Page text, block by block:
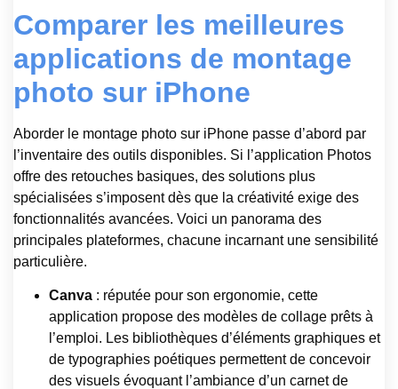
Comparer les meilleures
applications de montage
photo sur iPhone
Aborder le montage photo sur iPhone passe d’abord par
l’inventaire des outils disponibles. Si l’application Photos
offre des retouches basiques, des solutions plus
spécialisées s’imposent dès que la créativité exige des
fonctionnalités avancées. Voici un panorama des
principales plateformes, chacune incarnant une sensibilité
particulière.
Canva : réputée pour son ergonomie, cette
application propose des modèles de collage prêts à
l’emploi. Les bibliothèques d’éléments graphiques et
de typographies poétiques permettent de concevoir
des visuels évoquant l’ambiance d’un carnet de